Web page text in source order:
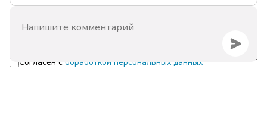
Согласен с обработкой персональных данных